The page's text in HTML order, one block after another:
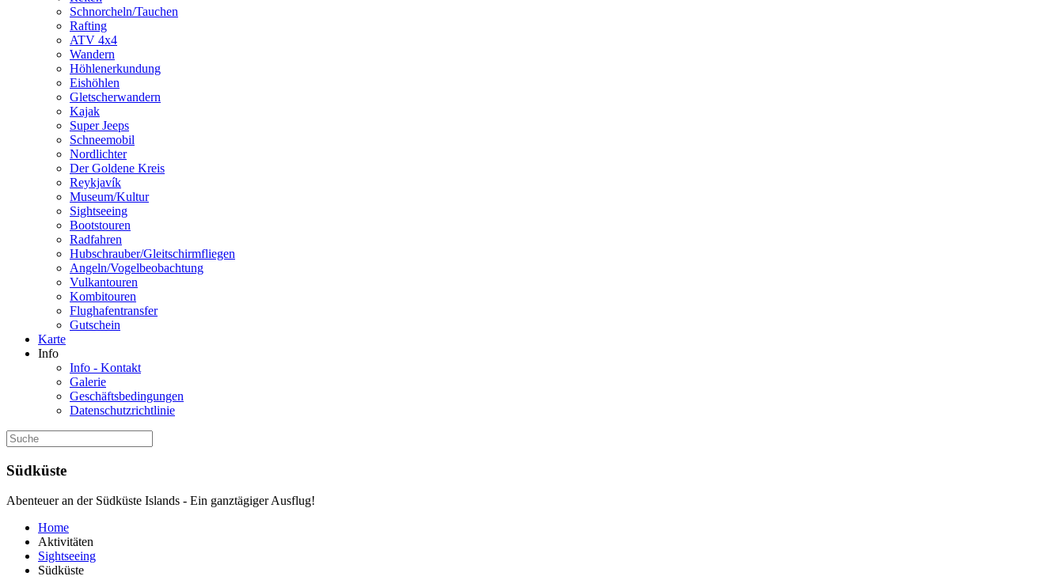
Schnorcheln/Tauchen
Rafting
ATV 4x4
Wandern
Höhlenerkundung
Eishöhlen
Gletscherwandern
Kajak
Super Jeeps
Schneemobil
Nordlichter
Der Goldene Kreis
Reykjavík
Museum/Kultur
Sightseeing
Bootstouren
Radfahren
Hubschrauber/Gleitschirmfliegen
Angeln/Vogelbeobachtung
Vulkantouren
Kombitouren
Flughafentransfer
Gutschein
Karte
Info
Info - Kontakt
Galerie
Geschäftsbedingungen
Datenschutzrichtlinie
Südküste
Abenteuer an der Südküste Islands - Ein ganztägiger Ausflug!
Home
Aktivitäten
Sightseeing
Südküste